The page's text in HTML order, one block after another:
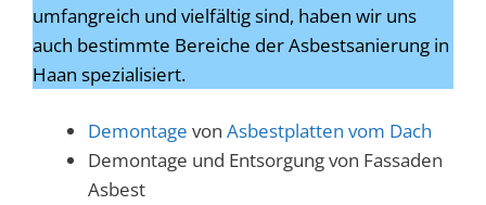
umfangreich und vielfältig sind, haben wir uns
auch bestimmte Bereiche der Asbestsanierung in
Haan spezialisiert.
Demontage von Asbestplatten vom Dach
Demontage und Entsorgung von Fassaden
Asbest